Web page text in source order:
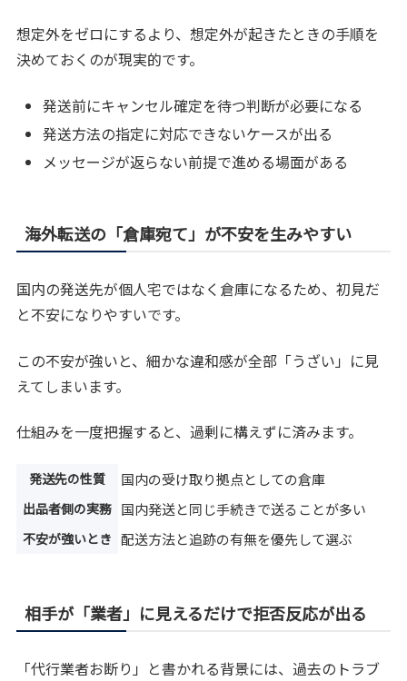
想定外をゼロにするより、想定外が起きたときの手順を
決めておくのが現実的です。
発送前にキャンセル確定を待つ判断が必要になる
発送方法の指定に対応できないケースが出る
メッセージが返らない前提で進める場面がある
海外転送の「倉庫宛て」が不安を生みやすい
国内の発送先が個人宅ではなく倉庫になるため、初見だ
と不安になりやすいです。
この不安が強いと、細かな違和感が全部「うざい」に見
えてしまいます。
仕組みを一度把握すると、過剰に構えずに済みます。
発送先の性質 国内の受け取り拠点としての倉庫
出品者側の実務 国内発送と同じ手続きで送ることが多い
不安が強いとき 配送方法と追跡の有無を優先して選ぶ
相手が「業者」に見えるだけで拒否反応が出る
「代行業者お断り」と書かれる背景には、過去のトラブ